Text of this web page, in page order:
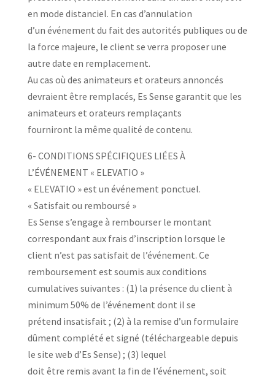
en mode distanciel. En cas d’annulation
d’un événement du fait des autorités publiques ou de
la force majeure, le client se verra proposer une
autre date en remplacement.
Au cas où des animateurs et orateurs annoncés
devraient être remplacés, Es Sense garantit que les
animateurs et orateurs remplaçants
fourniront la même qualité de contenu.
6- CONDITIONS SPÉCIFIQUES LIÉES À
L’ÉVÉNEMENT « ELEVATIO »
« ELEVATIO » est un événement ponctuel.
« Satisfait ou remboursé »
Es Sense s’engage à rembourser le montant
correspondant aux frais d’inscription lorsque le
client n’est pas satisfait de l’événement. Ce
remboursement est soumis aux conditions
cumulatives suivantes : (1) la présence du client à
minimum 50% de l’événement dont il se
prétend insatisfait ; (2) à la remise d’un formulaire
dûment complété et signé (téléchargeable depuis
le site web d’Es Sense) ; (3) lequel
doit être remis avant la fin de l’événement, soit